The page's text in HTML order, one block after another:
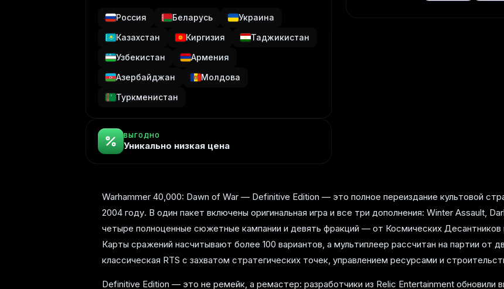
Россия Беларусь
Украина
Казахстан
Киргизия
Таджикистан
Узбекистан
Армения
Азербайджан
Молдова
Туркменистан
ВЫГОДНО
Уникально низкая цена
Warhammer 40,000: Dawn of War — Definitive Edition — это полное переиздание культовой
2004 году. В один пакет включены оригинальная игра и все три дополнения: Winter Assault,
четыре полноценные сюжетные кампании и девять фракций — от Космических
Карты сражений насчитывают более 100 вариантов, а мультиплеер рассчитан на партии от
классическая RTS с захватом стратегических точек, управлением ресурсами и
Definitive Edition — это не ремейк, а ремастер: разработчики из Relic Entertainment обновили